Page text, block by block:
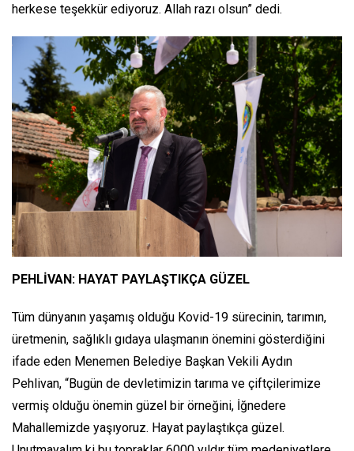
herkese teşekkür ediyoruz. Allah razı olsun” dedi.
PEHLİVAN: HAYAT PAYLAŞTIKÇA GÜZEL
Tüm dünyanın yaşamış olduğu Kovid-19 sürecinin, tarımın,
üretmenin, sağlıklı gıdaya ulaşmanın önemini gösterdiğini
ifade eden Menemen Belediye Başkan Vekili Aydın
Pehlivan, “Bugün de devletimizin tarıma ve çiftçilerimize
vermiş olduğu önemin güzel bir örneğini, İğnedere
Mahallemizde yaşıyoruz. Hayat paylaştıkça güzel.